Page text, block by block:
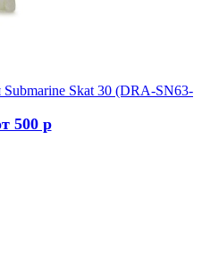
Submarine Skat 30 (DRA-SN63-
500 р